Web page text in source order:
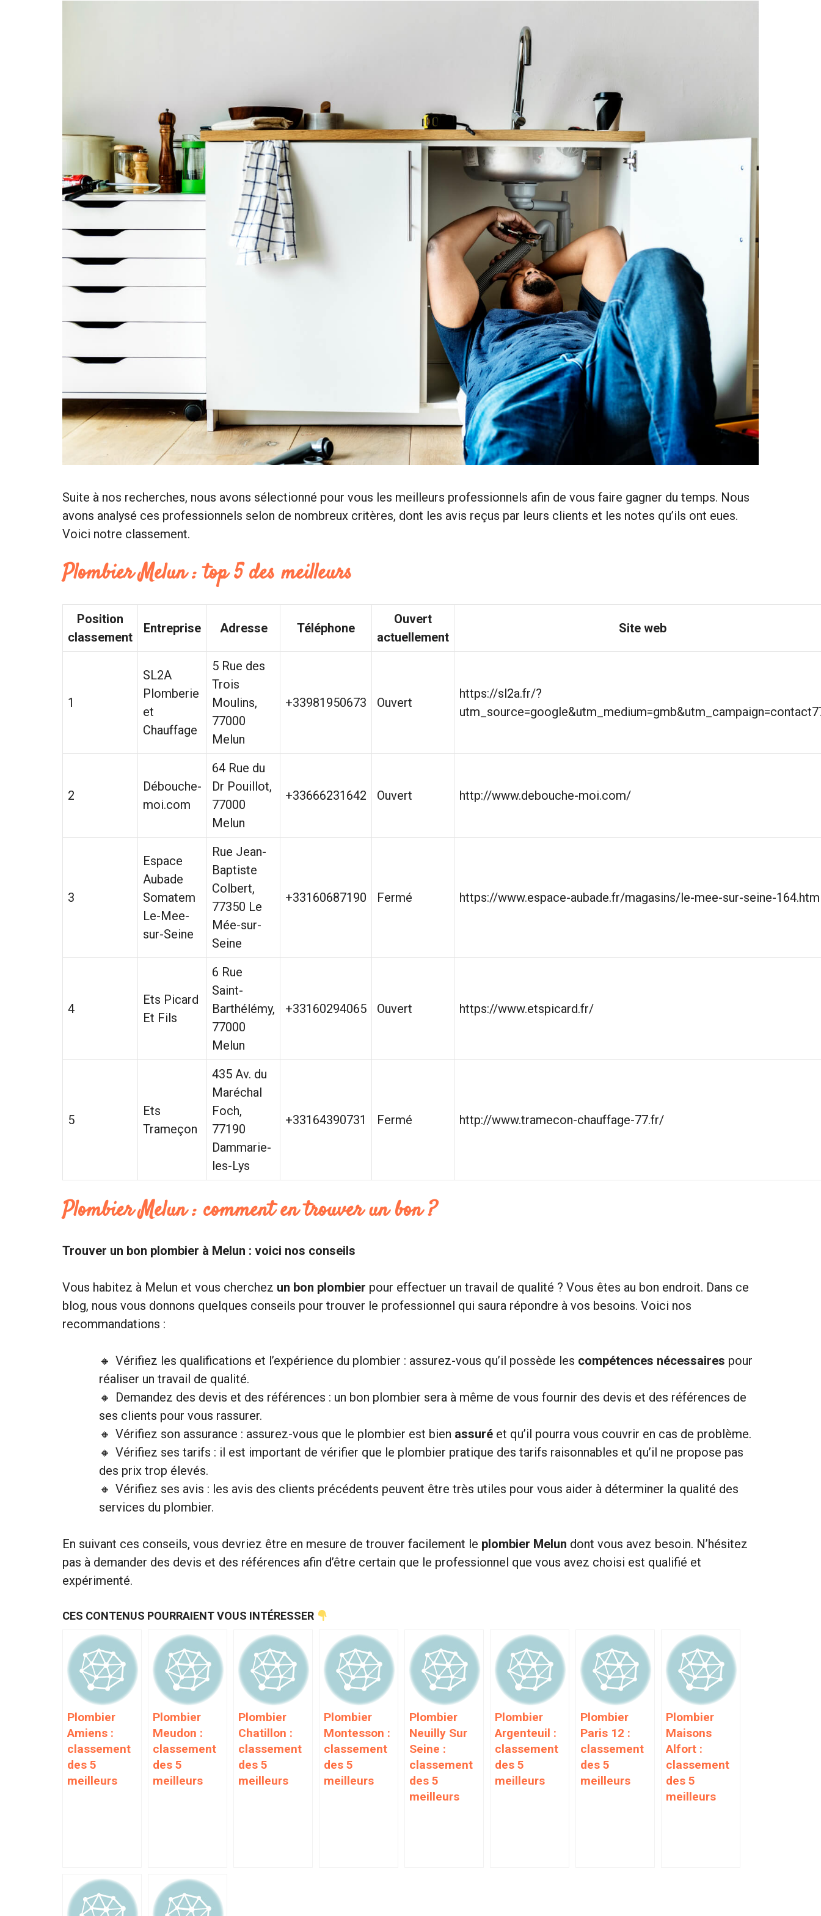
Suite à nos recherches, nous avons sélectionné pour vous les meilleurs professionnels afin de vous faire gagner du temps. Nous
avons analysé ces professionnels selon de nombreux critères, dont les avis reçus par leurs clients et les notes qu’ils ont eues.
Voici notre classement.
Plombier Melun : top 5 des meilleurs
Position
classement
Entreprise Adresse Téléphone
Ouvert
actuellement
Site web
1
SL2A
Plomberie
et
Chauffage
5 Rue des
Trois
Moulins,
77000
Melun
+33981950673 Ouvert
https://sl2a.fr/?
2
Débouche-
moi.com
64 Rue du
Dr Pouillot,
77000
Melun
+33666231642 Ouvert http://www.debouche-moi.com/
3
Espace
Aubade
Somatem
Le-Mee-
sur-Seine
Rue Jean-
Baptiste
Colbert,
77350 Le
Mée-sur-
Seine
+33160687190 Fermé https://www.espace-aubade.fr/magasins/le-mee-sur-seine-
4
Ets Picard
Et Fils
6 Rue
Saint-
Barthélémy,
77000
Melun
+33160294065 Ouvert https://www.etspicard.fr/
5
Ets
Trameçon
435 Av. du
Maréchal
Foch,
77190
Dammarie-
les-Lys
+33164390731 Fermé http://www.tramecon-chauffage-77.fr/
Plombier Melun : comment en trouver un bon ?
Trouver un bon plombier à Melun : voici nos conseils
Vous habitez à Melun et vous cherchez un bon plombier pour effectuer un travail de qualité ? Vous êtes au bon endroit. Dans ce
blog, nous vous donnons quelques conseils pour trouver le professionnel qui saura répondre à vos besoins. Voici nos
recommandations :
Vérifiez les qualifications et l’expérience du plombier : assurez-vous qu’il possède les compétences nécessaires pour
réaliser un travail de qualité.
Demandez des devis et des références : un bon plombier sera à même de vous fournir des devis et des références de
ses clients pour vous rassurer.
Vérifiez son assurance : assurez-vous que le plombier est bien assuré et qu’il pourra vous couvrir en cas de problème.
Vérifiez ses tarifs : il est important de vérifier que le plombier pratique des tarifs raisonnables et qu’il ne propose pas
des prix trop élevés.
Vérifiez ses avis : les avis des clients précédents peuvent être très utiles pour vous aider à déterminer la qualité des
services du plombier.
En suivant ces conseils, vous devriez être en mesure de trouver facilement le plombier Melun dont vous avez besoin. N’hésitez
pas à demander des devis et des références afin d’être certain que le professionnel que vous avez choisi est qualifié et
expérimenté.
CES CONTENUS POURRAIENT VOUS INTÉRESSER
Plombier
Amiens :
classement
des 5
meilleurs
Plombier
Meudon :
classement
des 5
meilleurs
Plombier
Chatillon :
classement
des 5
meilleurs
Plombier
Montesson :
classement
des 5
meilleurs
Plombier
Neuilly Sur
Seine :
classement
des 5
meilleurs
Plombier
Argenteuil :
classement
des 5
meilleurs
Plombier
Paris 12 :
classement
des 5
meilleurs
Plombier
Maisons
Alfort :
classement
des 5
meilleurs